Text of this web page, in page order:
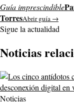
Guía imprescindible
TorresAbrir guía →
Sigue la actualidad
Noticias
Noticias